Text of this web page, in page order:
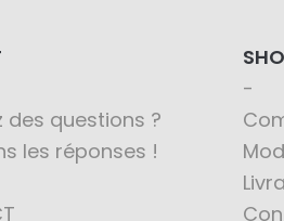
des questions ?
les réponses !